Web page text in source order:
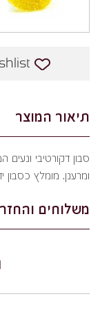
תיאור המוצר
סבון דקורטיבי ונעים
ומרענן. מומלץ כסבון
משלוחים